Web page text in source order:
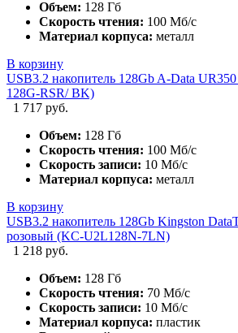
Объем: 128 Гб
Скорость чтения: 100 Мб/с
Материал корпуса: металл
В корзину
USB3.2 накопитель 128Gb A-Data
128G-RSR/ BK)
1 717 руб.
Объем: 128 Гб
Скорость чтения: 100 Мб/с
Скорость записи: 10 Мб/с
Материал корпуса: металл
В корзину
USB3.2 накопитель 128Gb Kingston
розовый (KC-U2L128N-7LN)
1 218 руб.
Объем: 128 Гб
Скорость чтения: 70 Мб/с
Скорость записи: 10 Мб/с
Материал корпуса: пластик